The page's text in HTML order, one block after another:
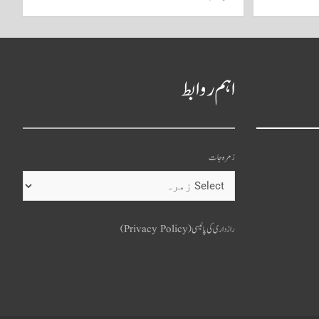
اہم روابط
زمرہ جات
رازداری کی پالیسی (Privacy Policy)